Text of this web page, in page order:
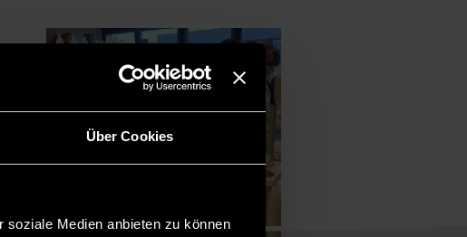
Über Cookies
Medien anbieten zu können